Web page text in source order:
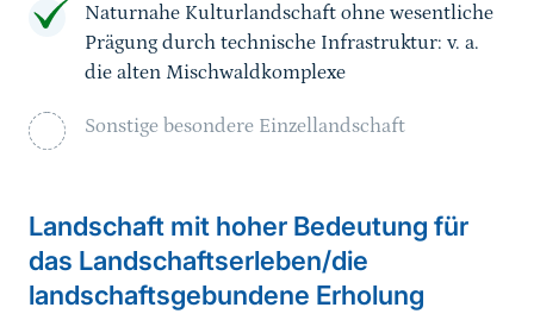
Naturnahe Kulturlandschaft ohne wesentliche
Prägung durch technische Infrastruktur: v. a.
die alten Mischwaldkomplexe
Sonstige besondere Einzellandschaft
Landschaft mit hoher Bedeutung für
das Landschaftserleben/die
landschaftsgebundene Erholung